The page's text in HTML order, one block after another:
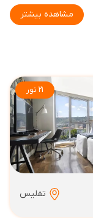
مشاهده بیشتر
21 تور
تفلیس